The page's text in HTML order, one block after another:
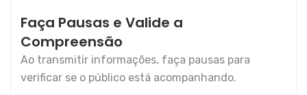
Faça Pausas e Valide a
Compreensão
Ao transmitir informações, faça pausas para
verificar se o público está acompanhando.